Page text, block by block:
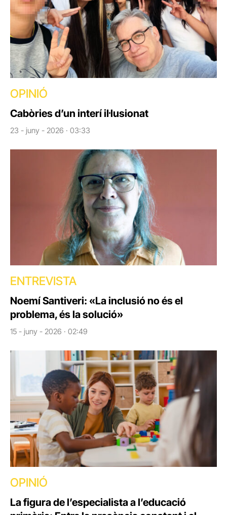
OPINIÓ
Cabòries d’un interí il·lusionat
23 - juny - 2026 · 03:33
ENTREVISTA
Noemí Santiveri: «La inclusió no és el
problema, és la solució»
15 - juny - 2026 · 02:49
OPINIÓ
La figura de l’especialista a l’educació